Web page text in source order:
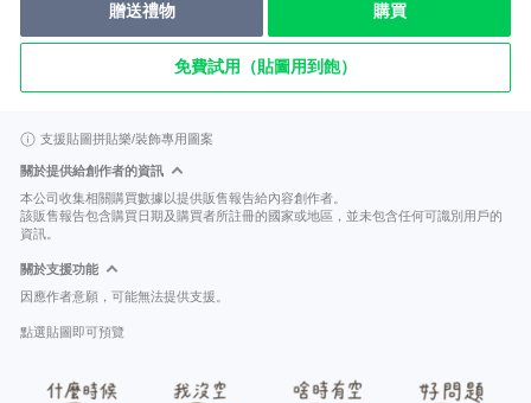
贈送禮物 購買
免費試用（貼圖用到飽）
支援貼圖拼貼樂/裝飾專用圖案
關於提供給創作者的資訊
本公司收集相關購買數據以提供販售報告給內容創作者。
該販售報告包含購買日期及購買者所註冊的國家或地區，並未包含任何可識別用戶的
資訊。
關於支援功能
因應作者意願，可能無法提供支援。
點選貼圖即可預覽